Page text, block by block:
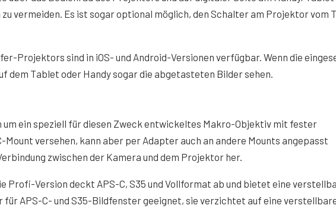
vermeiden. Es ist sogar optional möglich, den Schalter am Projektor vom
Projektors sind in iOS- und Android-Versionen verfügbar. Wenn die
dem Tablet oder Handy sogar die abgetasteten Bilder sehen.
ein speziell für diesen Zweck entwickeltes Makro-Objektiv mit fester
versehen, kann aber per Adapter auch an andere Mounts angepasst
zwischen der Kamera und dem Projektor her.
Profi-Version deckt APS-C, S35 und Vollformat ab und bietet eine
für APS-C- und S35-Bildfenster geeignet, sie verzichtet auf eine